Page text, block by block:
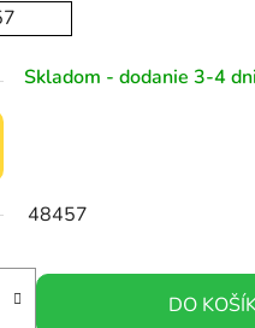
Skladom - dodanie 3-4 dni
48457
DO